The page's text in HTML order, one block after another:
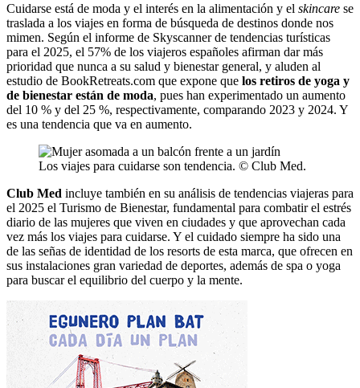
Cuidarse está de moda y el interés en la alimentación y el skincare se
traslada a los viajes en forma de búsqueda de destinos donde nos
mimen. Según el informe de Skyscanner de tendencias turísticas
para el 2025, el 57% de los viajeros españoles afirman dar más
prioridad que nunca a su salud y bienestar general, y aluden al
estudio de BookRetreats.com que expone que los retiros de yoga y
de bienestar están de moda, pues han experimentado un aumento
del 10 % y del 25 %, respectivamente, comparando 2023 y 2024. Y
es una tendencia que va en aumento.
Los viajes para cuidarse son tendencia. © Club Med.
Club Med incluye también en su análisis de tendencias viajeras para
el 2025 el Turismo de Bienestar, fundamental para combatir el estrés
diario de las mujeres que viven en ciudades y que aprovechan cada
vez más los viajes para cuidarse. Y el cuidado siempre ha sido una
de las señas de identidad de los resorts de esta marca, que ofrecen en
sus instalaciones gran variedad de deportes, además de spa o yoga
para buscar el equilibrio del cuerpo y la mente.